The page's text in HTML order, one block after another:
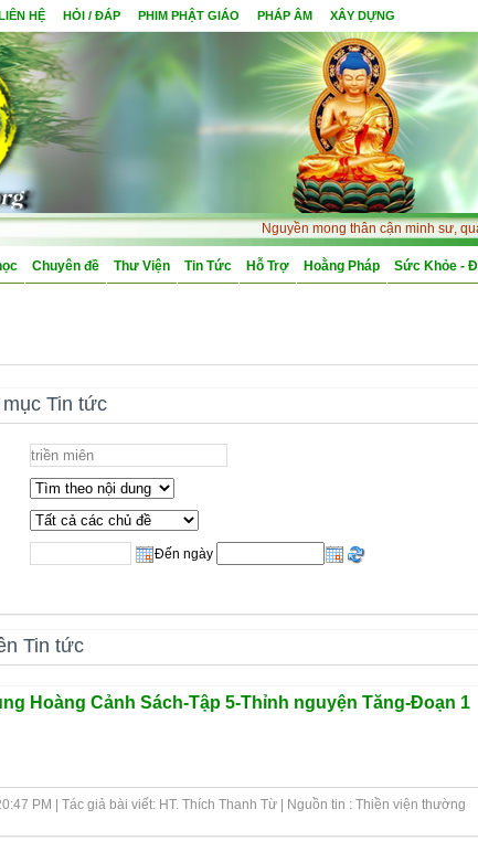
HỆ HỎI / ĐÁP PHIM PHẬT GIÁO PHÁP ÂM XÂY DỰNG
Nguyền mong thân cận minh sư, quả
Chuyên đề Thư Viện Tin Tức Hỗ Trợ Hoằng Pháp Sức Khỏe -
Tin tức
Đến ngày
Tin tức
Hoàng Cảnh Sách-Tập 5-Thỉnh nguyện Tăng-Đoạn 1
PM | Tác giả bài viết: HT. Thích Thanh Từ | Nguồn tin : Thiền viện thường